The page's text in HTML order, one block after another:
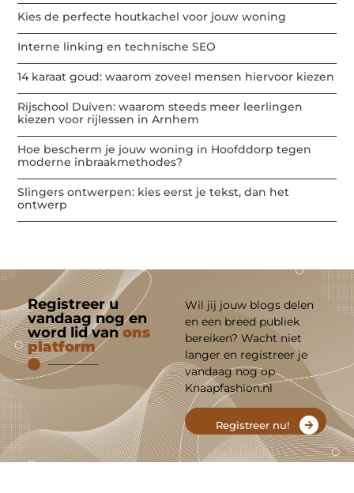
Kies de perfecte houtkachel voor jouw woning
Interne linking en technische SEO
14 karaat goud: waarom zoveel mensen hiervoor kiezen
Rijschool Duiven: waarom steeds meer leerlingen
kiezen voor rijlessen in Arnhem
Hoe bescherm je jouw woning in Hoofddorp tegen
moderne inbraakmethodes?
Slingers ontwerpen: kies eerst je tekst, dan het
ontwerp
Registreer u
vandaag nog en
word lid vanons
platform
Wil jij jouw blogs delen
en een breed publiek
bereiken? Wacht niet
langer en registreer je
vandaag nog op
Knaapfashion.nl
Registreer nu!